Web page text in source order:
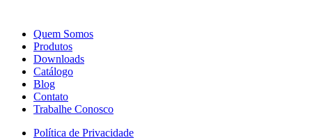
Quem Somos
Produtos
Downloads
Catálogo
Blog
Contato
Trabalhe Conosco
Política de Privacidade